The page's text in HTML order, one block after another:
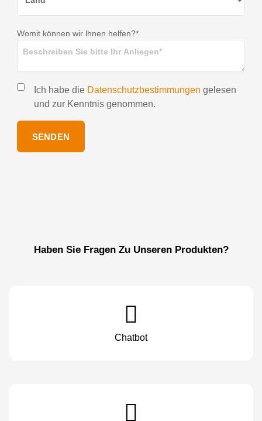
Womit können wir lhnen helfen?*
Ich habe die Datenschutzbestimmungen gelesen
und zur Kenntnis genommen.
SENDEN
Haben Sie Fragen Zu Unseren Produkten?
Chatbot